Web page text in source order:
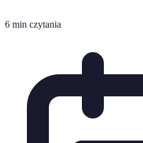
6 min czytania